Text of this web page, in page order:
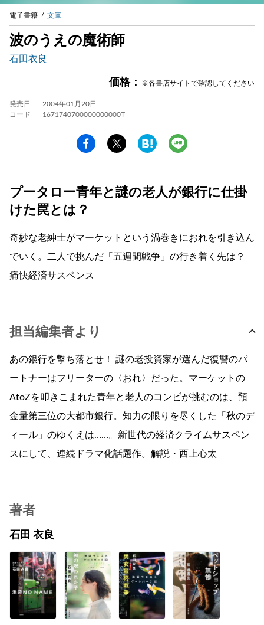
電子書籍 文庫
波のうえの魔術師
石田衣良
価格： ※各書店サイトで確認してください
発売日
2004年01月20日
コード
1671740700000000000T
プータロー青年と謎の老人が銀行に仕掛
けた罠とは？
奇妙な老紳士がマーケットという渦巻きにおれを引き込ん
でいく。二人で挑んだ「五週間戦争」の行き着く先は？
痛快経済サスペンス
担当編集者より
あの銀行を撃ち落とせ！ 謎の老投資家が選んだ復讐のパ
ートナーはフリーターの〈おれ〉だった。マーケットの
AtoZを叩きこまれた青年と老人のコンビが挑むのは、預
金量第三位の大都市銀行。知力の限りを尽くした「秋のデ
ィール」のゆくえは……。新世代の経済クライムサスペン
スにして、連続ドラマ化話題作。解説・西上心太
著者
石田 衣良